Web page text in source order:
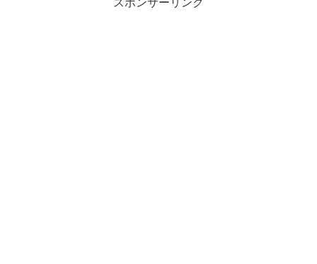
スポンサーリンク